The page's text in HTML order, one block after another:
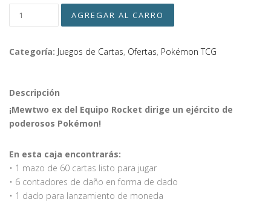
Categoría: Juegos de Cartas, Ofertas, Pokémon TCG
Descripción
¡Mewtwo ex del Equipo Rocket dirige un ejército de
poderosos Pokémon!
En esta caja encontrarás:
• 1 mazo de 60 cartas listo para jugar
• 6 contadores de daño en forma de dado
• 1 dado para lanzamiento de moneda